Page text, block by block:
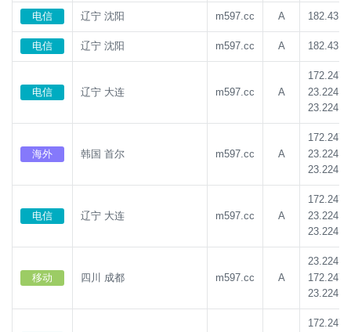
电信 辽宁 沈阳 m597.cc A
电信 辽宁 沈阳 m597.cc A
电信 辽宁 大连 m597.cc A
海外 韩国 首尔 m597.cc A
电信 辽宁 大连 m597.cc A
移动 四川 成都 m597.cc A